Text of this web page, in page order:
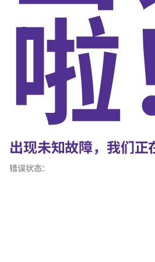
啦
出现未知故障，我们正
错误状态：